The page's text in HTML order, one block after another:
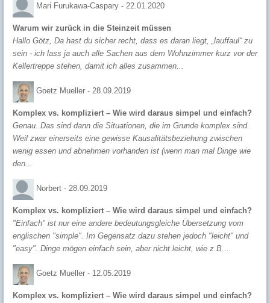
Mari Furukawa-Caspary - 22.01.2020
Warum wir zurück in die Steinzeit müssen
Hallo Götz, Da hast du sicher recht, dass es daran liegt, „lauffaul“ zu
sein - ich lass ja auch alle Sachen aus dem Wohnzimmer kurz vor der
Kellertreppe stehen, damit ich alles zusammen...
Goetz Mueller - 28.09.2019
Komplex vs. kompliziert – Wie wird daraus simpel und einfach?
Genau. Das sind dann die Situationen, die im Grunde komplex sind.
Weil zwar einerseits eine gewisse Kausalitätsbeziehung zwischen
wenig essen und abnehmen vorhanden ist (wenn man mal Dinge wie
den...
Norbert - 28.09.2019
Komplex vs. kompliziert – Wie wird daraus simpel und einfach?
"Einfach" ist nur eine andere bedeutungsgleiche Übersetzung vom
englischen "simple". Im Gegensatz dazu stehen jedoch "leicht" und
"easy". Dinge mögen einfach sein, aber nicht leicht, wie z.B....
Goetz Mueller - 12.05.2019
Komplex vs. kompliziert – Wie wird daraus simpel und einfach?